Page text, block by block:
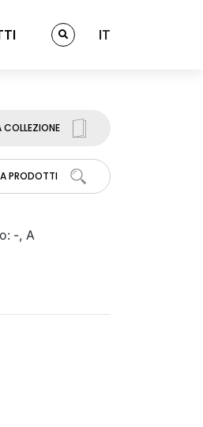
IT
COLLEZIONE
PRODOTTI
-, A